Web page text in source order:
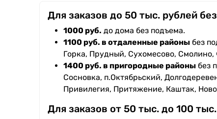
Для заказов до 50 тыс. рублей
1000 руб. до дома без подъема.
1100 руб. в отдаленные районы без
Горка, Прудный, Сухомесово,
1400 руб. в пригородные районы без
Сосновка, п.Октябрьский,
Привилегия, Притяжение, Каштак,
Для заказов от 50 тыс. до 100